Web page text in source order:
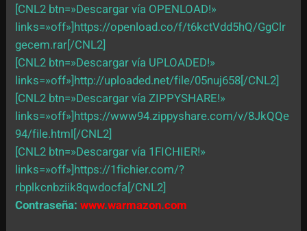
[CNL2 btn=»Descargar vía OPENLOAD!»
links=»off»]https://openload.co/f/t6kctVdd5hQ/GgClr
gecem.rar[/CNL2]
[CNL2 btn=»Descargar vía UPLOADED!»
links=»off»]http://uploaded.net/file/05nuj658[/CNL2]
[CNL2 btn=»Descargar vía ZIPPYSHARE!»
links=»off»]https://www94.zippyshare.com/v/8JkQQe
94/file.html[/CNL2]
[CNL2 btn=»Descargar vía 1FICHIER!»
links=»off»]https://1fichier.com/?
rbplkcnbziik8qwdocfa[/CNL2]
Contraseña:www.warmazon.com